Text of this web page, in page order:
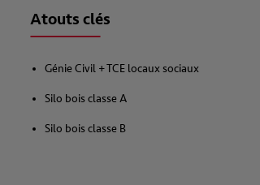
Atouts clés
Génie Civil + TCE locaux sociaux
Silo bois classe A
Silo bois classe B